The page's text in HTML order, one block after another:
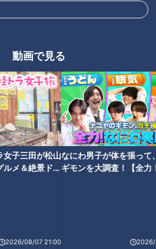
動画で見る
女子三田が松山
メ＆絶景ドラ
2026/08/07 21:00
なにわ男子が体を張って
ギモンを大調査！【全力
2026/
っ
で
石丸幹二「すごい痩せました
ね！」…世界一楽なスクワッ
ト！？ダイエットのスペシャリ
ストに学ぶ「無理なくやせる方
法」
に！ひざのねじれ改善法